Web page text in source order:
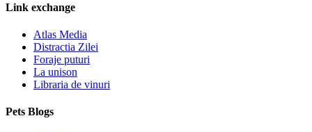
Link exchange
Atlas Media
Distractia Zilei
Foraje puturi
La unison
Libraria de vinuri
Pets Blogs